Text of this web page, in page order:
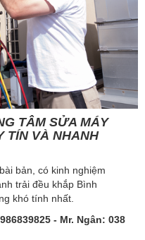
TÂM SỬA MÁY
TÍN VÀ NHANH
bản, có kinh nghiệm
trải đều khắp Bình
khó tính nhất.
- Mr. Ngân: 038